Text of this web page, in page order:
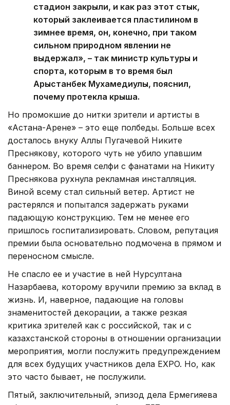
стадион закрыли, и как раз этот стык,
который заклеивается пластилином в
зимнее время, он, конечно, при таком
сильном природном явлении не
выдержал», – так министр культуры и
спорта, которым в то время был
Арыстанбек Мухамедиулы, пояснил,
почему протекла крыша.
Но промокшие до нитки зрители и артисты в
«Астана-Арене» – это еще полбеды. Больше всех
досталось внуку Аллы Пугачевой Никите
Преснякову, которого чуть не убило упавшим
баннером. Во время селфи с фанатами на Никиту
Преснякова рухнула рекламная инсталляция.
Виной всему стал сильный ветер. Артист не
растерялся и попытался задержать руками
падающую конструкцию. Тем не менее его
пришлось госпитализировать. Словом, репутация
премии была основательно подмочена в прямом и
переносном смысле.
Не спасло ее и участие в ней Нурсултана
Назарбаева, которому вручили премию за вклад в
жизнь. И, наверное, падающие на головы
знаменитостей декорации, а также резкая
критика зрителей как с российской, так и с
казахстанской стороны в отношении организации
мероприятия, могли послужить предупреждением
для всех будущих участников дела EXPO. Но, как
это часто бывает, не послужили.
Пятый, заключительный, эпизод дела Ермегияева